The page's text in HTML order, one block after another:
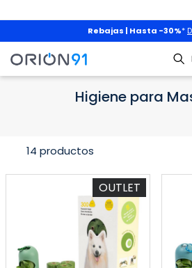
Rebajas | Hasta -30%*
Mascotas Higiene para Mascotas
Higiene para
14 productos
OUTLET